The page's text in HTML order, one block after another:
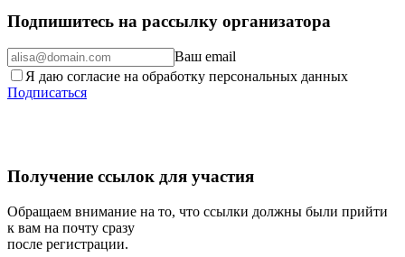
Подпишитесь на рассылку организатора
Ваш email
Я даю согласие на обработку персональных данных
Подписаться
Получение ссылок для участия
Обращаем внимание на то, что ссылки должны были прийти
к вам на почту сразу
после регистрации.